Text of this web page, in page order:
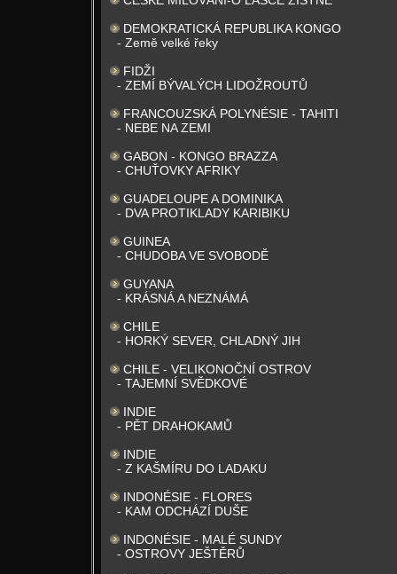
DEMOKRATICKÁ REPUBLIKA KONGO
- Země velké řeky
FIDŽI
- ZEMÍ BÝVALÝCH LIDOŽROUTŮ
FRANCOUZSKÁ POLYNÉSIE - TAHITI
- NEBE NA ZEMI
GABON - KONGO BRAZZA
- CHUŤOVKY AFRIKY
GUADELOUPE A DOMINIKA
- DVA PROTIKLADY KARIBIKU
GUINEA
- CHUDOBA VE SVOBODĚ
GUYANA
- KRÁSNÁ A NEZNÁMÁ
CHILE
- HORKÝ SEVER, CHLADNÝ JIH
CHILE - VELIKONOČNÍ OSTROV
- TAJEMNÍ SVĚDKOVÉ
INDIE
- PĚT DRAHOKAMŮ
INDIE
- Z KAŠMÍRU DO LADAKU
INDONÉSIE - FLORES
- KAM ODCHÁZÍ DUŠE
INDONÉSIE - MALÉ SUNDY
- OSTROVY JEŠTĚRŮ